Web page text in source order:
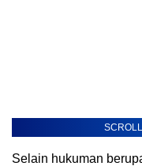
Selain hukuman